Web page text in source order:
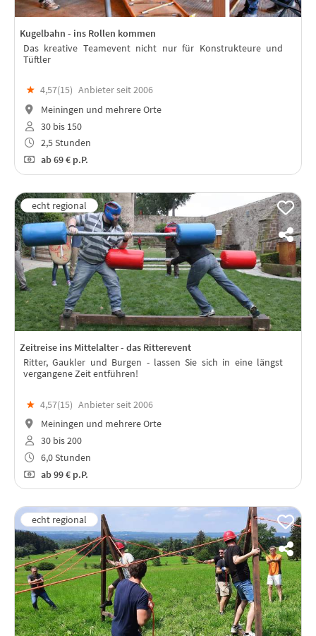
Kugelbahn - ins Rollen kommen
Das kreative Teamevent nicht nur für Konstrukteure und
Tüftler
★ 4,57(15) Anbieter seit 2006
Meiningen und mehrere Orte
30 bis 150
2,5 Stunden
ab69 € p.P.
Zeitreise ins Mittelalter - das Ritterevent
Ritter, Gaukler und Burgen - lassen Sie sich in eine längst
vergangene Zeit entführen!
★ 4,57(15) Anbieter seit 2006
Meiningen und mehrere Orte
30 bis 200
6,0 Stunden
ab99 € p.P.